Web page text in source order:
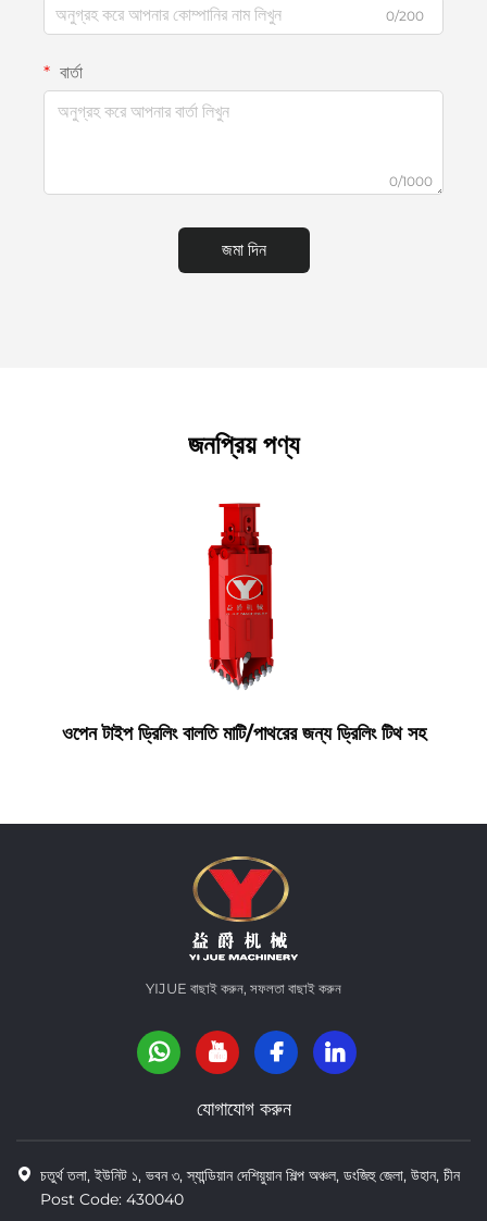
0/200
বার্তা
0/1000
জমা দিন
জনপ্রিয় পণ্য
ওপেন টাইপ ড্রিলিং বালতি মাটি/পাথরের জন্য ড্রিলিং টিথ সহ
YIJUE বাছাই করুন, সফলতা বাছাই করুন
যোগাযোগ করুন
চতুর্থ তলা, ইউনিট ১, ভবন ৩, স্যান্ডিয়ান দেশিয়ুয়ান শিল্প অঞ্চল, ডংজিহু জেলা, উহান, চীন
Post Code: 430040